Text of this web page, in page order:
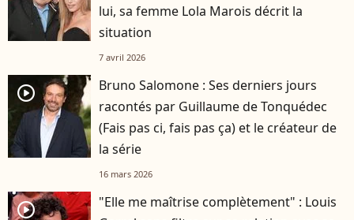
lui, sa femme Lola Marois décrit la
situation
7 avril 2026
player2
Bruno Salomone : Ses derniers jours
racontés par Guillaume de Tonquédec
(Fais pas ci, fais pas ça) et le créateur de
la série
16 mars 2026
player2
"Elle me maîtrise complètement" : Louis